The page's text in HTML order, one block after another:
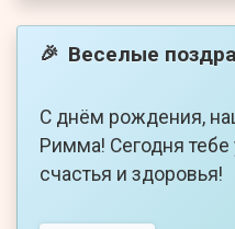
🎉 Веселые
С днём рождения,
Римма! Сегодня
счастья и здоровья!